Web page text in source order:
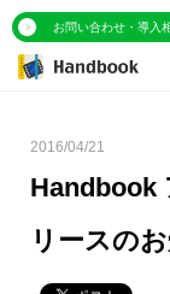
お問い合わせ・導入
2016/04/21
Handbook
リースの